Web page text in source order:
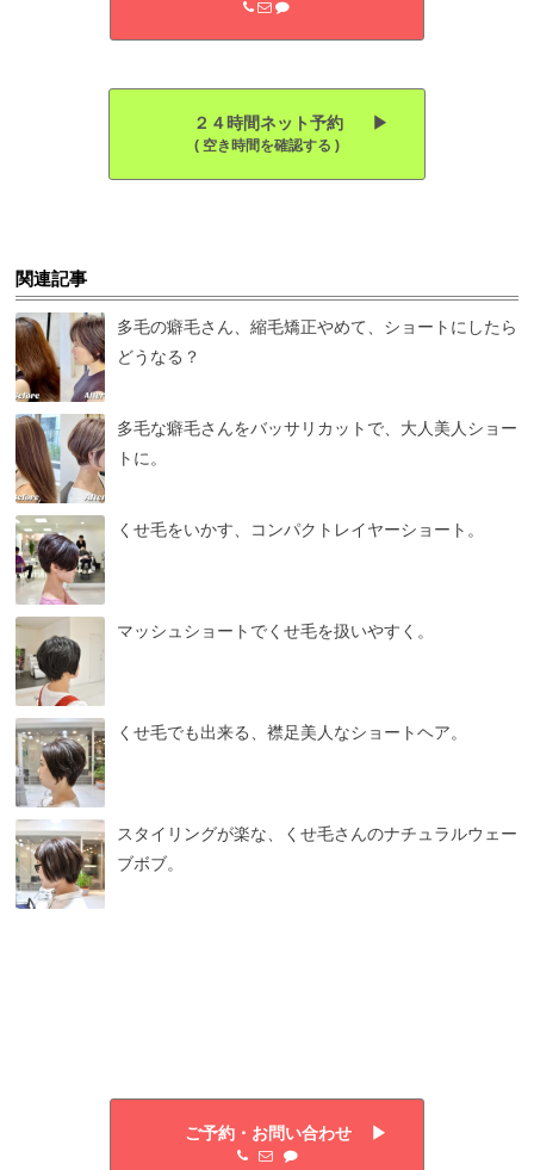
２４時間ネット予約 ▶︎
( 空き時間を確認する )
関連記事
多毛の癖毛さん、縮毛矯正やめて、ショートにしたら
どうなる？
多毛な癖毛さんをバッサリカットで、大人美人ショー
トに。
くせ毛をいかす、コンパクトレイヤーショート。
マッシュショートでくせ毛を扱いやすく。
くせ毛でも出来る、襟足美人なショートヘア。
スタイリングが楽な、くせ毛さんのナチュラルウェー
ブボブ。
ご予約・お問い合わせ ▶︎